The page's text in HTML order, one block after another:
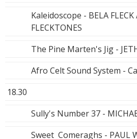
Kaleidoscope - BELA
FLECKTONES
The Pine Marten's Jig -
Afro Celt Sound System -
18.30
Sully's Number 37 -
Sweet Comeraghs - PAUL